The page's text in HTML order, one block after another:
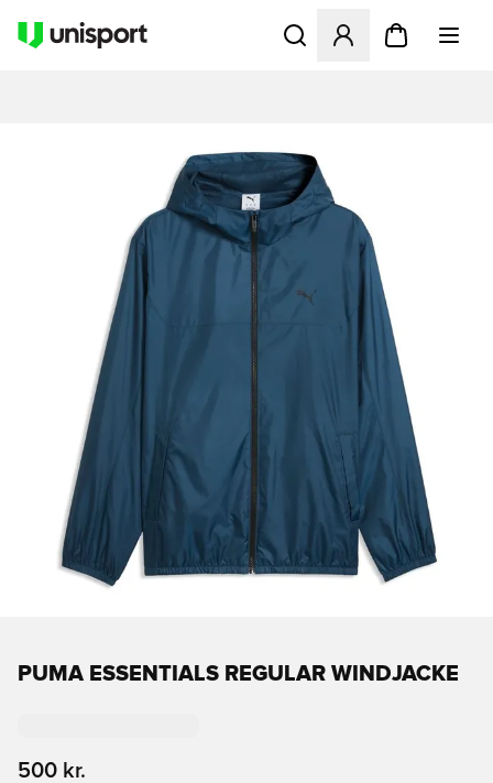
Åbner en Modal til at
PUMA ESSENTIALS REGULAR WINDJACKE
500 kr.